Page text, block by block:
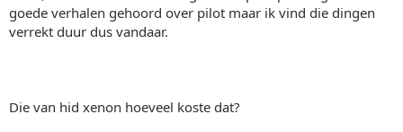
goede verhalen gehoord over pilot maar ik vind die dingen
verrekt duur dus vandaar.
Die van hid xenon hoeveel koste dat?